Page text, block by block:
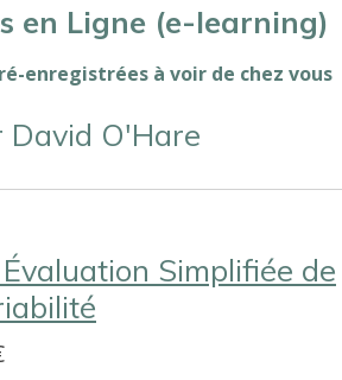
en Ligne (e-learning)
enregistrées à voir de chez vous
David O'Hare
Évaluation Simplifiée de